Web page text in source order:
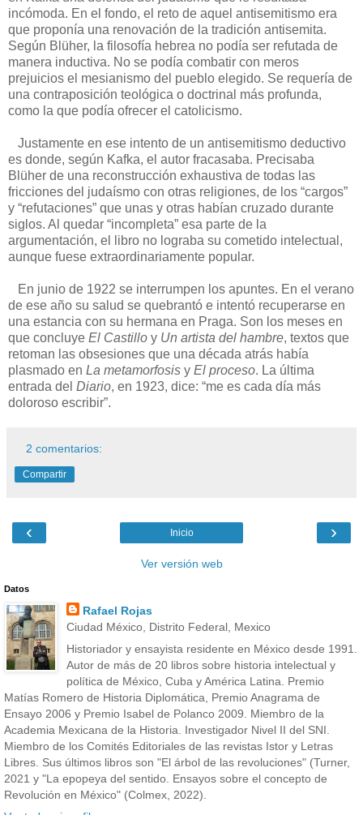
incómoda. En el fondo, el reto de aquel antisemitismo era
que proponía una renovación de la tradición antisemita.
Según Blüher, la filosofía hebrea no podía ser refutada de
manera inductiva. No se podía combatir con meros
prejuicios el mesianismo del pueblo elegido. Se requería de
una contraposición teológica o doctrinal más profunda,
como la que podía ofrecer el catolicismo.
Justamente en ese intento de un antisemitismo deductivo
es donde, según Kafka, el autor fracasaba. Precisaba
Blüher de una reconstrucción exhaustiva de todas las
fricciones del judaísmo con otras religiones, de los “cargos”
y “refutaciones” que unas y otras habían cruzado durante
siglos. Al quedar “incompleta” esa parte de la
argumentación, el libro no lograba su cometido intelectual,
aunque fuese extraordinariamente popular.
En junio de 1922 se interrumpen los apuntes. En el verano
de ese año su salud se quebrantó e intentó recuperarse en
una estancia con su hermana en Praga. Son los meses en
que concluye El Castillo y Un artista del hambre, textos que
retoman las obsesiones que una década atrás había
plasmado en La metamorfosis y El proceso. La última
entrada del Diario, en 1923, dice: “me es cada día más
doloroso escribir”.
2 comentarios:
Compartir
‹ ›
Inicio
Ver versión web
Datos
Rafael Rojas
Ciudad México, Distrito Federal, Mexico
Historiador y ensayista residente en México desde 1991.
Autor de más de 20 libros sobre historia intelectual y
política de México, Cuba y América Latina. Premio
Matías Romero de Historia Diplomática, Premio Anagrama de
Ensayo 2006 y Premio Isabel de Polanco 2009. Miembro de la
Academia Mexicana de la Historia. Investigador Nivel II del SNI.
Miembro de los Comités Editoriales de las revistas Istor y Letras
Libres. Sus últimos libros son "El árbol de las revoluciones" (Turner,
2021 y "La epopeya del sentido. Ensayos sobre el concepto de
Revolución en México" (Colmex, 2022).